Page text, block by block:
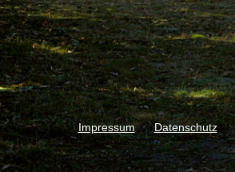
Impressum Datenschutz